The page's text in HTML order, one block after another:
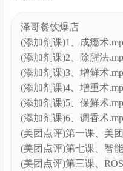
泽哥餐饮爆店
(添加剂课)1、成瘾术
(添加剂课)2、除腥法
(添加剂课)3、增鲜术
(添加剂课)4、增重术
(添加剂课)5、保鲜术
(添加剂课)6、调香术
(美团点评)第一课、美
(美团点评)第七课、智
(美团点评)第三课、